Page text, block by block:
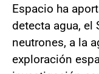
Espacio ha
detecta agua, el
neutrones, a la
exploración